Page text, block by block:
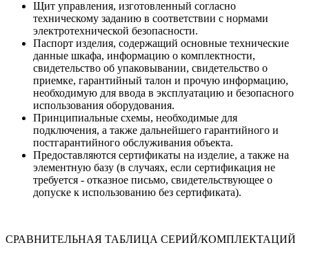
Щит управления, изготовленный согласно
техническому заданию в соответствии с нормами
электротехнической безопасности.
Паспорт изделия, содержащий основные технические
данные шкафа, информацию о комплектности,
свидетельство об упаковывании, свидетельство о
приемке, гарантийный талон и прочую информацию,
необходимую для ввода в эксплуатацию и безопасного
использования оборудования.
Принципиальные схемы, необходимые для
подключения, а также дальнейшего гарантийного и
постгарантийного обслуживания объекта.
Предоставляются сертификаты на изделие, а также на
элементную базу (в случаях, если сертификация не
требуется - отказное письмо, свидетельствующее о
допуске к использованию без сертификата).
СРАВНИТЕЛЬНАЯ ТАБЛИЦА СЕРИЙ/КОМПЛЕКТАЦИЙ